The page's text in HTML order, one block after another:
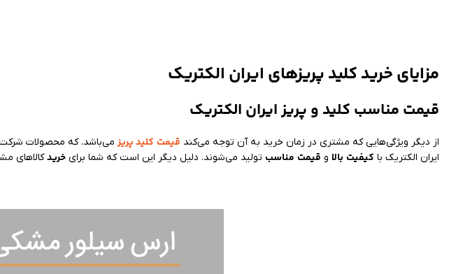
مزایای خرید کلید پریزهای ایران الکتریک
قیمت مناسب کلید و پریز ایران الکتریک
از دیگر ویژگی‌هایی که مشتری در زمان خرید به آن توجه می‌کند قیمت کلید پریز می‌باشد. که محصولات شرکت
ایران الکتریک با کیفیت بالا و قیمت مناسب تولید می‌شوند. دلیل دیگر این است که شما برای خریدکالاهای